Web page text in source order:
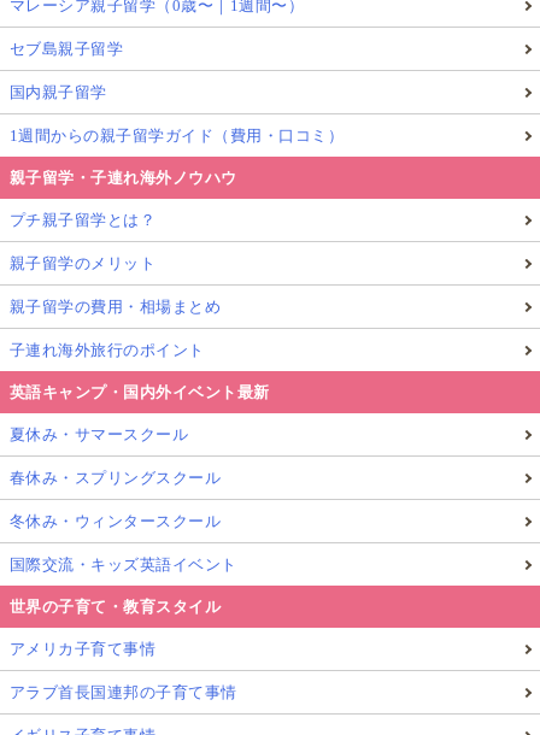
マレーシア親子留学（0歳〜｜1週間〜）
セブ島親子留学
国内親子留学
1週間からの親子留学ガイド（費用・口コミ）
親子留学・子連れ海外ノウハウ
プチ親子留学とは？
親子留学のメリット
親子留学の費用・相場まとめ
子連れ海外旅行のポイント
英語キャンプ・国内外イベント最新
夏休み・サマースクール
春休み・スプリングスクール
冬休み・ウィンタースクール
国際交流・キッズ英語イベント
世界の子育て・教育スタイル
アメリカ子育て事情
アラブ首長国連邦の子育て事情